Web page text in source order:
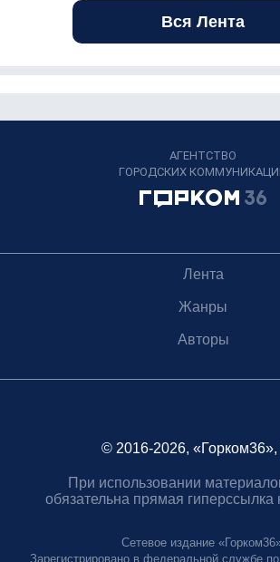
Вся Лента
АГЕНТСТВО
ГОРОДСКИХ
Лента
Жанры
Авторы
© 2016-2026, «Горком36»,
При использовании
обязательна прямая гиперссылка
Сетевое издание
Зарегистрировано в федеральной службе